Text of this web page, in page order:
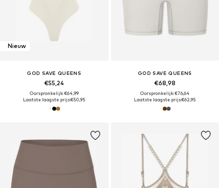
Nieuw
GOD SAVE QUEENS
€55,24
Oorspronkelijk: €64,99
Laatste laagste prijs:€50,95
GOD SAVE QUEENS
€68,98
Oorspronkelijk: €76,64
Laatste laagste prijs:€62,95